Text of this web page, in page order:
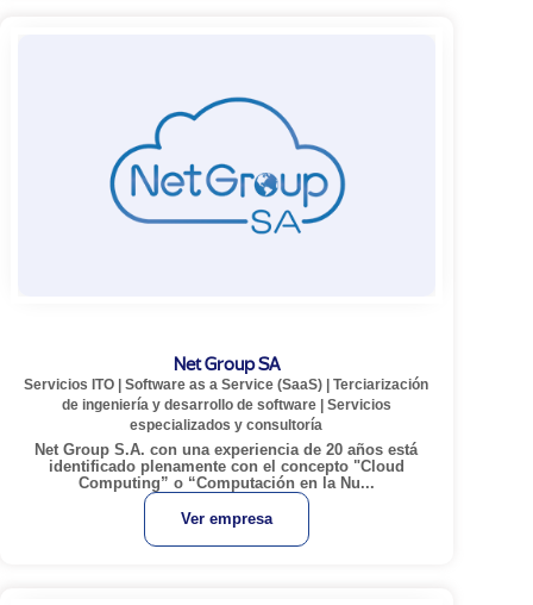
Net Group SA
Servicios ITO |Software as a Service (SaaS) |Terciarización
de ingeniería y desarrollo de software| Servicios
especializados y consultoría
Net Group S.A. con una experiencia de 20 años está
identificado plenamente con el concepto "Cloud
Computing” o “Computación en la Nu...
Ver empresa